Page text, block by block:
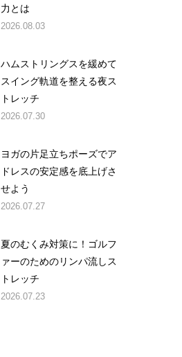
力とは
2026.08.03
ハムストリングスを緩めて
スイング軌道を整える夜ス
トレッチ
2026.07.30
ヨガの片足立ちポーズでア
ドレスの安定感を底上げさ
せよう
2026.07.27
夏のむくみ対策に！ゴルフ
ァーのためのリンパ流しス
トレッチ
2026.07.23